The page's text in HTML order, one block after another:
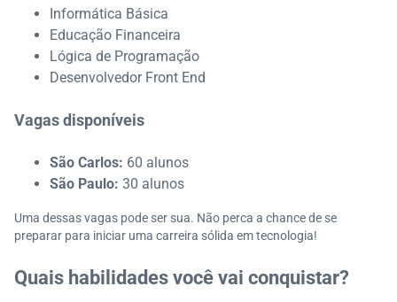
Informática Básica
Educação Financeira
Lógica de Programação
Desenvolvedor Front End
Vagas disponíveis
São Carlos: 60 alunos
São Paulo: 30 alunos
Uma dessas vagas pode ser sua. Não perca a chance de se
preparar para iniciar uma carreira sólida em tecnologia!
Quais habilidades você vai conquistar?